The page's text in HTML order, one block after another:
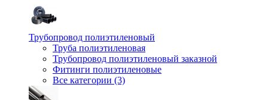
Трубопровод полиэтиленовый
Труба полиэтиленовая
Трубопровод полиэтиленовый заказной
Фитинги полиэтиленовые
Все категории (3)